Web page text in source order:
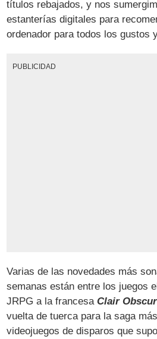
títulos rebajados, y nos
estanterías digitales para
ordenador para todos los gustos
PUBLICIDAD
Varias de las novedades más
semanas están entre los juegos
JRPG a la francesaClair
vuelta de tuerca para la saga
videojuegos de disparos que